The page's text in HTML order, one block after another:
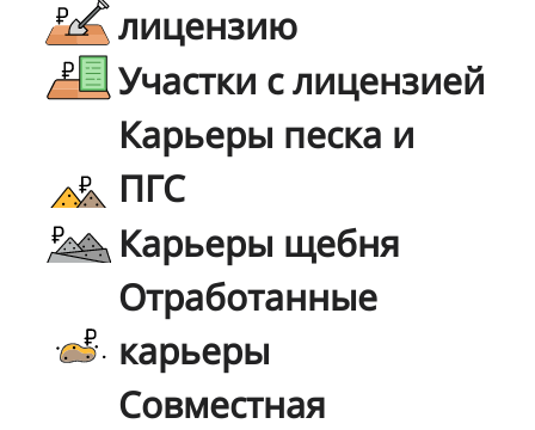
лицензию
Участки с лицензией
Карьеры песка и
ПГС
Карьеры щебня
Отработанные
карьеры
Совместная